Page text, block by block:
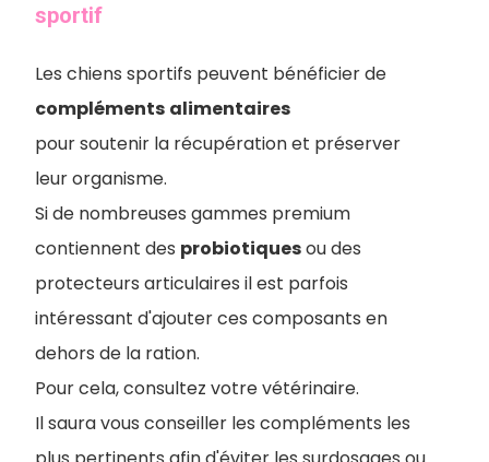
sportif
Les chiens sportifs peuvent bénéficier de
compléments alimentaires
pour soutenir la récupération et préserver
leur organisme.
Si de nombreuses gammes premium
contiennent des probiotiquesou des
protecteurs articulaires il est parfois
intéressant d'ajouter ces composants en
dehors de la ration.
Pour cela, consultez votre vétérinaire.
Il saura vous conseiller les compléments les